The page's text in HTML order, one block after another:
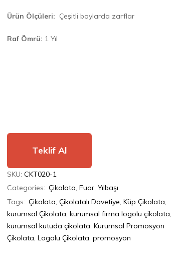
Ürün Ölçüleri: Çeşitli boylarda zarflar
Raf Ömrü: 1 Yıl
Teklif Al
SKU:CKT020-1
Categories: Çikolata,Fuar,Yılbaşı
Tags: Çikolata,Çikolatalı Davetiye,Küp Çikolata,
kurumsal Çikolata,kurumsal firma logolu çikolata,
kurumsal kutuda çikolata,Kurumsal Promosyon
Çikolata,Logolu Çikolata,promosyon